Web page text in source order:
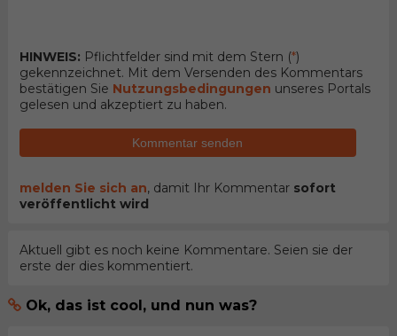
HINWEIS: Pflichtfelder sind mit dem Stern (*)
gekennzeichnet. Mit dem Versenden des Kommentars
bestätigen Sie Nutzungsbedingungen unseres Portals
gelesen und akzeptiert zu haben.
Kommentar senden
melden Sie sich an, damit Ihr Kommentar sofort
veröffentlicht wird
Aktuell gibt es noch keine Kommentare. Seien sie der
erste der dies kommentiert.
Ok, das ist cool, und nun was?